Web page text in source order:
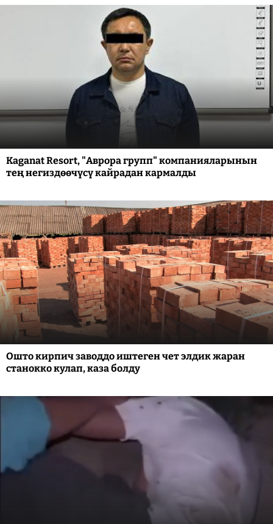
Kaganat Resort, "Аврора групп" компанияларынын
тең негиздөөчүсү кайрадан кармалды
Ошто кирпич заводдо иштеген чет элдик жаран
станокко кулап, каза болду